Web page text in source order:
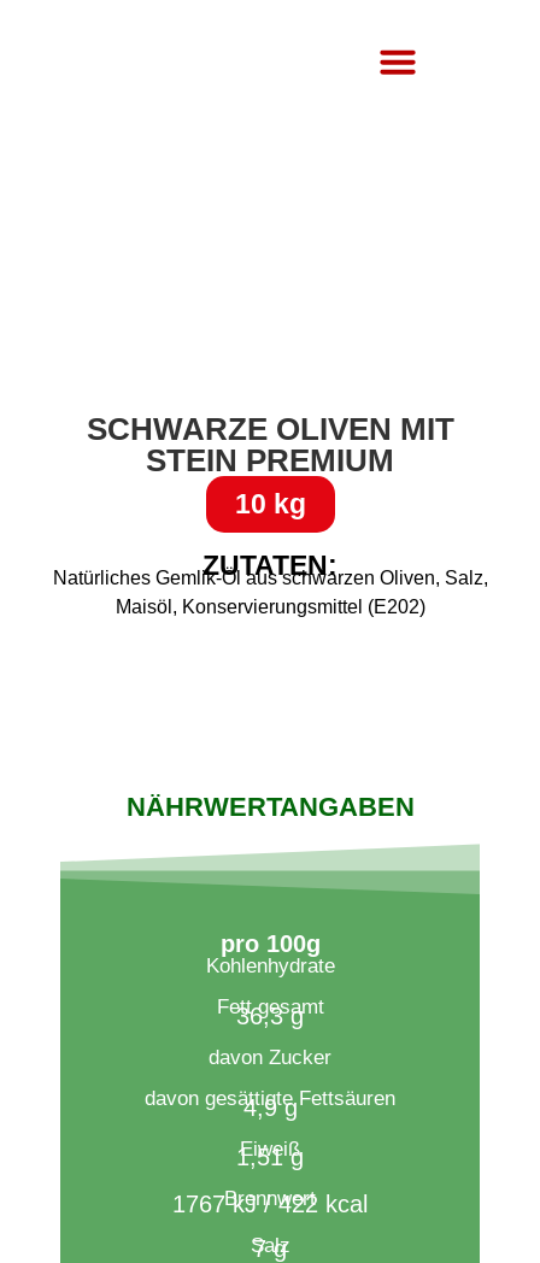
SCHWARZE OLIVEN MIT
STEIN PREMIUM
10 kg
ZUTATEN:
Natürliches Gemlik-Öl aus schwarzen Oliven, Salz,
Maisöl, Konservierungsmittel (E202)
NÄHRWERTANGABEN
pro 100g​
Kohlenhydrate
Fett gesamt
36,3 g
davon Zucker
davon gesättigte Fettsäuren
4,9 g
Eiweiß
1,51 g
Brennwert​
1767 kJ / 422 kcal
Salz
7 g